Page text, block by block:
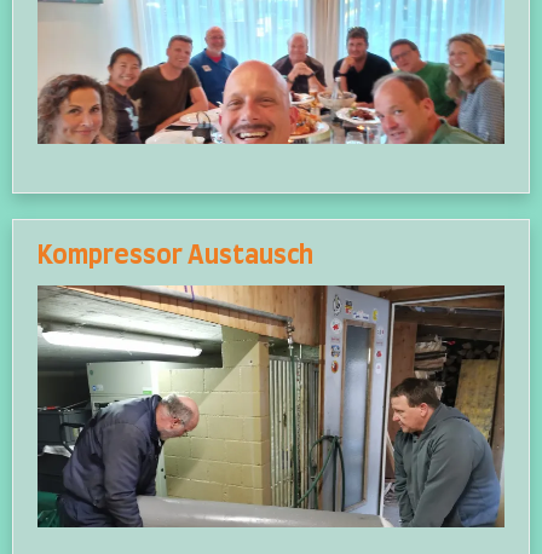
Kompressor Austausch